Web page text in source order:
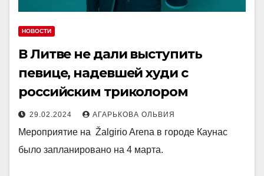
НОВОСТИ
В Литве не дали выступить
певице, надевшей худи с
российским триколором
29.02.2024 АГАРЬКОВА ОЛЬВИЯ
Мероприятие на Žalgirio Arena в городе Каунас
было запланировано на 4 марта.